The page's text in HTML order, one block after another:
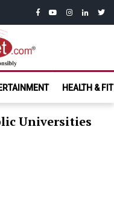
facebook
youtubeinstagram
linkedin
NewsHEALTH &
Universities